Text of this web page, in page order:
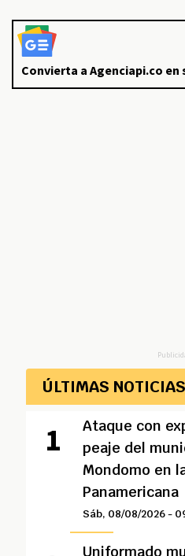
Convierta a Agenciapi.co
ÚLTIMAS NOTICIAS
Ataque con
peaje del
Mondomo en
Panamericana
Sáb, 08/08/2026 -
Uniformado